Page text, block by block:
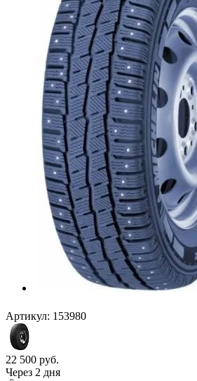
Артикул: 153980
22 500 руб.
Через 2 дня